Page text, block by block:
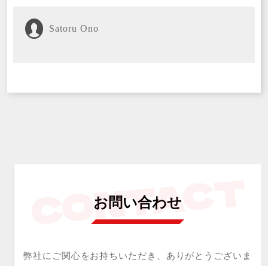
Satoru Ono
お問い合わせ
弊社にご関心をお持ちいただき、ありがとうございま